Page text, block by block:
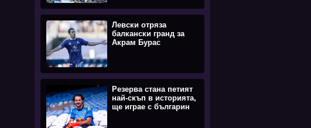
Левски отряза
балкански гранд за
Акрам Бурас
Резерва стана петият
най-скъп в историята,
ще играе с българин